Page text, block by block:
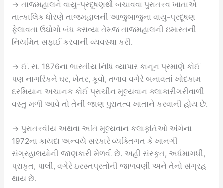
→ તાજમહાલને વાયુ-પ્રદૂષણથી બચાવવા પુરાતત્ત્વ ખાતાએ
તાત્કાલિક ધોરણે તાજમહાલની આજુબાજુના વાયુ-પ્રદૂષણ
ફેલાવતા ઉઘોગો બંધ કરાવ્યા તેમજ તાજમહાલની ઇમારતની
નિયમિત સફાઈ કરવાની વ્યવસ્થા કરી.
→ ઈ. સ. 1876ના ભારતીય નિધિ વ્યાપાર કાનૂન પ્રમાણે કોઈ
પણ નાગરિકને ઘર, ખેતર, કૂવો, તળાવ વગેરે બનાવતાં ખોદકામ
દરમિયાન અચાનક કોઈ પ્રાચીન મૂલ્યવાન ક્લાકારીગરીવાળી
વસ્તુ મળી આવે તો તેની જાણ પુરાતત્વ ખાતાને કરવાની હોય છે.
→ પુરાતત્ત્વીય અથવા અતિ મૂલ્યવાન કલાકૃતિઓ અંગેના
1972ના કાયદા અન્વયે સરકારે વ્યક્તિગત કે ખાનગી
સંગ્રહાલયોની જાણકારી મેળવી છે. અહીં સંસ્કૃત, અર્ધમાગધી,
પ્રાકૃત, પાલી, વગેરે ઇરસ્તપ્રતોની જાળવણી અને તેનો સંગ્રહ
થાય છે.